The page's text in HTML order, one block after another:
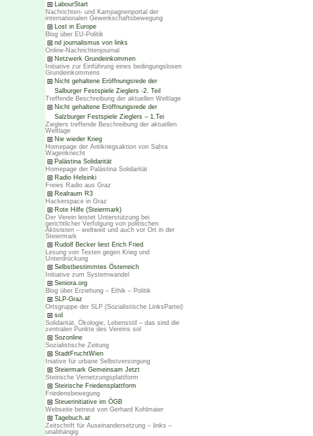
LabourStart
Nachrichten- und Kampagnenportal der
internationalen Gewerkschaftsbewegung
Lost in Europe
Blog über EU-Politik
nd journalismus von links
Online-Nachrichtenjournal
Netzwerk Grundeinkommen
Initiative zur Einführung eines bedingungslosen
Grundeinkommens
Nicht gehaltene Eröffnungsrede der
Salburger Festspiele Zieglers -2. Teil
Treffende Beschreibung der aktuellen Weltlage
Nicht gehaltene Eröffnungsrede der
Salzburger Festspiele Zieglers – 1.Tei
Zieglers treffende Beschreibung der aktuellen
Weltlage
Nie wieder Krieg
Homepage der Antikriegsaktion von Sahra
Wagenknecht
Palästina Solidarität
Homepage der Palästina Solidarität
Radio Helsinki
Freies Radio aus Graz
Realraum R3
Hackerspace in Graz
Rote Hilfe (Steiermark)
Der Verein leistet Unterstützung bei
gerichtlicher Verfolgung von politischen
Aktivisten – weltweit und auch vor Ort in der
Steiermark
Rudolf Becker liest Erich Fried
Lesung von Texten gegen Krieg und
Unterdrückung
Selbstbestimmtes Österreich
Initiative zum Systemwandel
Seniora.org
Blog über Erziehung – Ethik – Politik
SLP-Graz
Ortsgruppe der SLP (Sozialistische LinksPartei)
sol
Solidarität, Ökologie, Lebensstil – das sind die
zentralen Punkte des Vereins sol
Sozonline
Sozialistische Zeitung
StadtFruchtWien
Iniative für urbane Selbstversorgung
Steiermark Gemeinsam Jetzt
Steirische Vernetzungsplattform
Steirische Friedensplattform
Friedensbewegung
Steuerinitiative im ÖGB
Webseite betreut von Gerhard Kohlmaier
Tagebuch.at
Zeitschrift für Auseinandersetzung – links –
unabhängig